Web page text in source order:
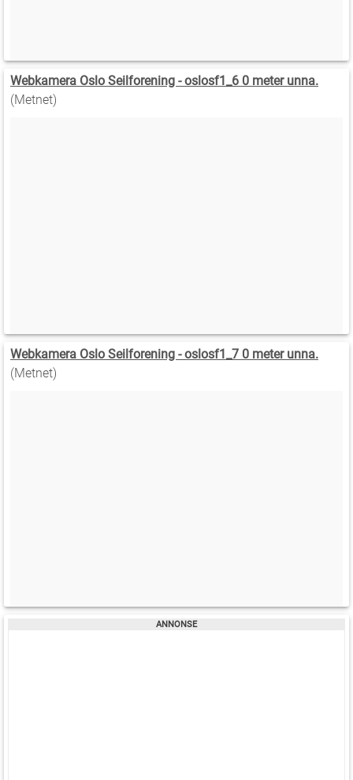
Webkamera Oslo Seilforening - oslosf1_6 0 meter unna.
(Metnet)
Webkamera Oslo Seilforening - oslosf1_7 0 meter unna.
(Metnet)